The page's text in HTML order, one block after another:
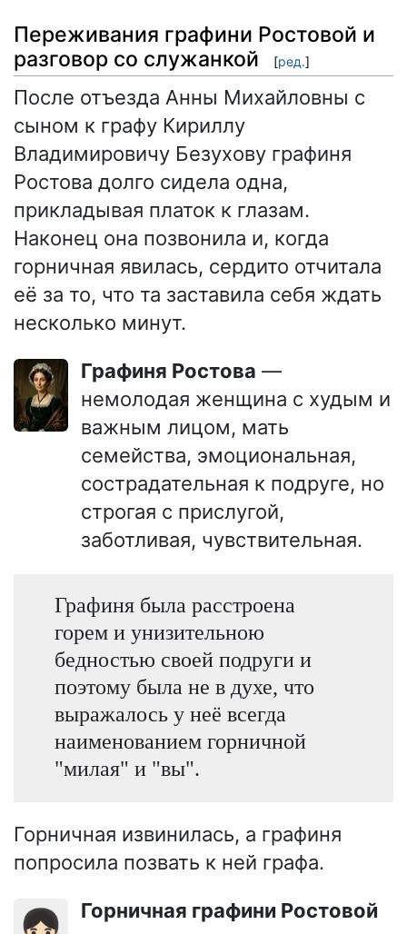
Переживания графини Ростовой и
разговор со служанкой
[ред.]
После отъезда Анны Михайловны с
сыном к графу Кириллу
Владимировичу Безухову графиня
Ростова долго сидела одна,
прикладывая платок к глазам.
Наконец она позвонила и, когда
горничная явилась, сердито отчитала
её за то, что та заставила себя ждать
несколько минут.
Графиня Ростова —
немолодая женщина с худым и
важным лицом, мать
семейства, эмоциональная,
сострадательная к подруге, но
строгая с прислугой,
заботливая, чувствительная.
Графиня была расстроена
горем и унизительною
бедностью своей подруги и
поэтому была не в духе, что
выражалось у неё всегда
наименованием горничной
"милая" и "вы".
Горничная извинилась, а графиня
попросила позвать к ней графа.
Горничная графини Ростовой